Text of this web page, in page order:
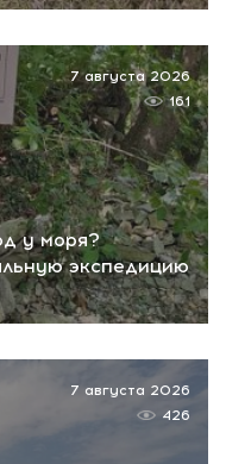
у моря?
экспедицию
7 августа 2026
161
7 августа 2026
426